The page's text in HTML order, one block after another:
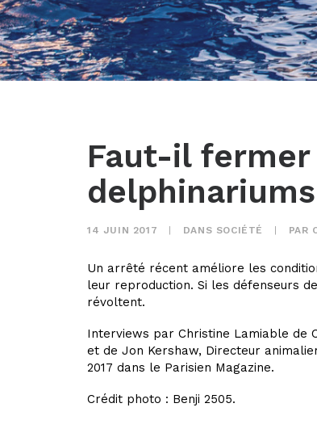
Faut-il fermer
14 JUIN 2017 DANS SOCIÉTÉ PAR
Un arrêté récent améliore les
leur reproduction. Si les défenseurs
révoltent.
Interviews par Christine Lamiable de
et de Jon Kershaw, Directeur
2017 dans le Parisien Magazine.
Crédit photo : Benji 2505.